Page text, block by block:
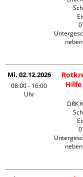
Mi. 02.12.2026
08:00 - 16:00
Uhr
DRK